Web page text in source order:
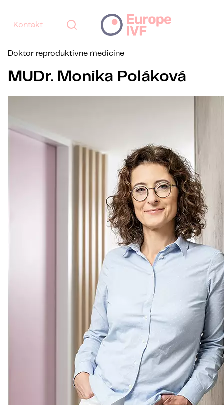
Kontakt
Doktor reproduktivne medicine
MUDr. Monika Poláková